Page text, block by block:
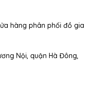
hàng phân phối đồ gia
Nội, quận Hà Đông,